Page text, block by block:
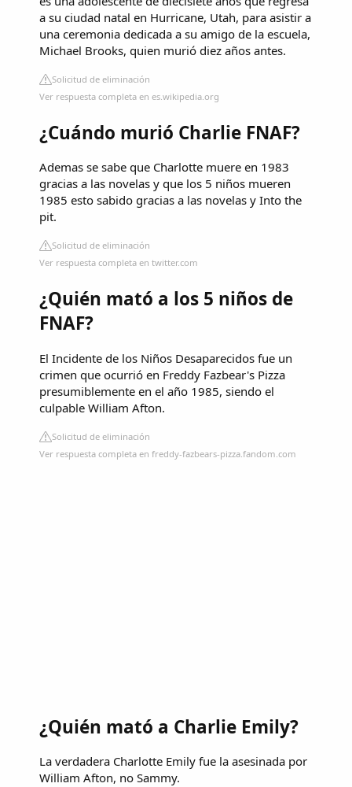
a su ciudad natal en Hurricane, Utah, para asistir a
una ceremonia dedicada a su amigo de la escuela,
Michael Brooks, quien murió diez años antes.
Solicitud de eliminación
Ver respuesta completa en es.wikipedia.org
¿Cuándo murió Charlie FNAF?
Ademas se sabe que Charlotte muere en 1983
gracias a las novelas y que los 5 niños mueren
1985 esto sabido gracias a las novelas y Into the
pit.
Solicitud de eliminación
Ver respuesta completa en twitter.com
¿Quién mató a los 5 niños de
FNAF?
El Incidente de los Niños Desaparecidos fue un
crimen que ocurrió en Freddy Fazbear's Pizza
presumiblemente en el año 1985, siendo el
culpable William Afton.
Solicitud de eliminación
Ver respuesta completa en freddy-fazbears-pizza.fandom.com
¿Quién mató a Charlie Emily?
La verdadera Charlotte Emily fue la asesinada por
William Afton, no Sammy.